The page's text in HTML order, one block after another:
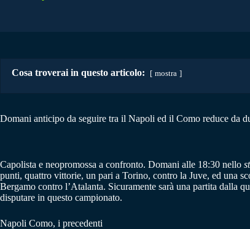
Cosa troverai in questo articolo: mostra
Domani anticipo da seguire tra il Napoli ed il Como reduce da
Capolista e neopromossa a confronto. Domani alle 18:30 nello
punti, quattro vittorie, un pari a Torino, contro la Juve, ed una
Bergamo contro l’Atalanta. Sicuramente sarà una partita dalla
disputare in questo campionato.
Napoli Como, i precedenti